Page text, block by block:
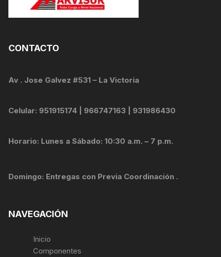
CONTACTO
Av . Jose Galvez #531 – La Victoria
Celular: 951915174 | 966747163 | 931986430
Horario: Lunes a Sábado: 10:30 a.m. – 7 p.m.
Domingo: Entregas con Previa Coordinación .
NAVEGACIÓN
Inicio
Componentes